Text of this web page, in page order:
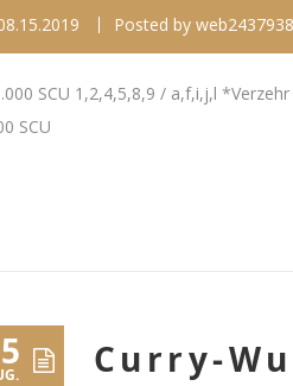
Posted by
SCU 1,2,4,5,8,9 / a,f,i,j,l
SCU
Curry-